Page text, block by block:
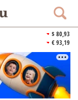
$ 80,93
€ 93,19